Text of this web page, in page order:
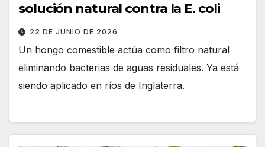
solución natural contra la E. coli
22 DE JUNIO DE 2026
Un hongo comestible actúa como filtro natural
eliminando bacterias de aguas residuales. Ya está
siendo aplicado en ríos de Inglaterra.